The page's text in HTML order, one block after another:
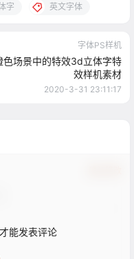
字 英文字体
字体PS样机
色场景中的特效3d立体字特
效样机素材
2020-3-31 23:11:17
能发表评论